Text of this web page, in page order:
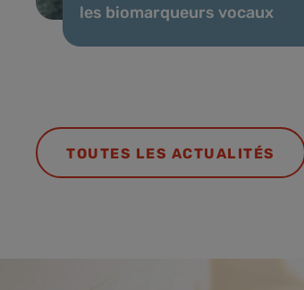
les biomarqueurs vocaux
TOUTES LES ACTUALITÉS